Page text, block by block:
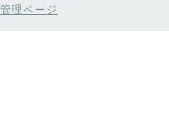
管理ページ